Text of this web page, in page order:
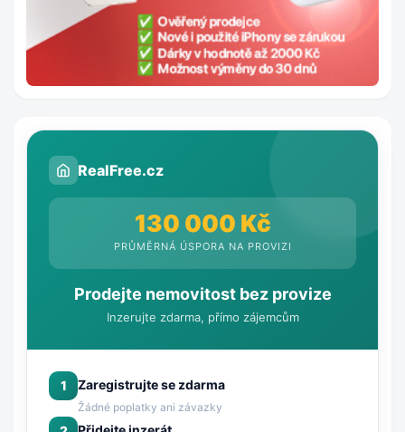
RealFree.cz
130 000 Kč
PRŮMĚRNÁ ÚSPORA NA PROVIZI
Prodejte nemovitost bez provize
Inzerujte zdarma, přímo zájemcům
1 Zaregistrujte se zdarma
Žádné poplatky ani závazky